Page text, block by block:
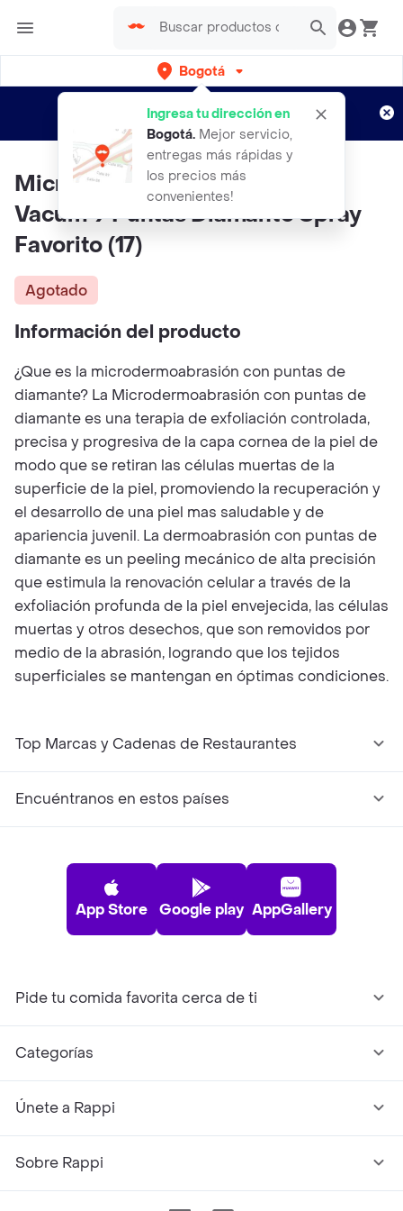
Bogotá
Ingresa tu dirección en
Bogotá. Mejor servicio,
entregas más rápidas y
los precios más
convenientes!
envíos gratis por semanas
Aplican TyC
Micro Derm Oabrasion Portatil
Vacum 9 Puntas Diamante Spray
Favorito (17)
Agotado
Información del producto
¿Que es la microdermoabrasión con puntas de
diamante? La Microdermoabrasión con puntas de
diamante es una terapia de exfoliación controlada,
precisa y progresiva de la capa cornea de la piel de
modo que se retiran las células muertas de la
superficie de la piel, promoviendo la recuperación y
el desarrollo de una piel mas saludable y de
apariencia juvenil. La dermoabrasión con puntas de
diamante es un peeling mecánico de alta precisión
que estimula la renovación celular a través de la
exfoliación profunda de la piel envejecida, las células
muertas y otros desechos, que son removidos por
medio de la abrasión, logrando que los tejidos
superficiales se mantengan en óptimas condiciones.
Top Marcas y Cadenas de Restaurantes
Encuéntranos en estos países
App Store Google play AppGallery
Pide tu comida favorita cerca de ti
Categorías
Únete a Rappi
Sobre Rappi